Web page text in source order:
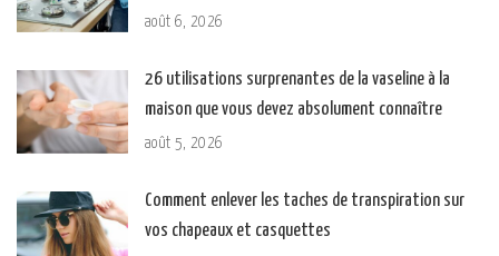
août 6, 2026
26 utilisations surprenantes de la vaseline à la
maison que vous devez absolument connaître
août 5, 2026
Comment enlever les taches de transpiration sur
vos chapeaux et casquettes